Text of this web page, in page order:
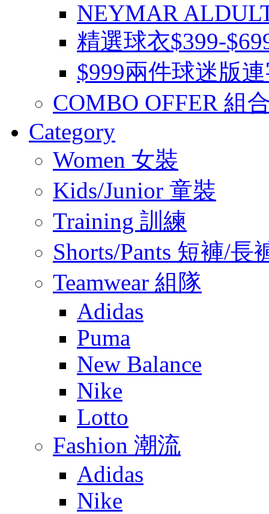
NEYMAR
精選球衣$399-
$999兩件球迷版
COMBO OFFER 組
Category
Women 女裝
Kids/Junior 童裝
Training 訓練
Shorts/Pants 短褲/長
Teamwear 組隊
Adidas
Puma
New Balance
Nike
Lotto
Fashion 潮流
Adidas
Nike